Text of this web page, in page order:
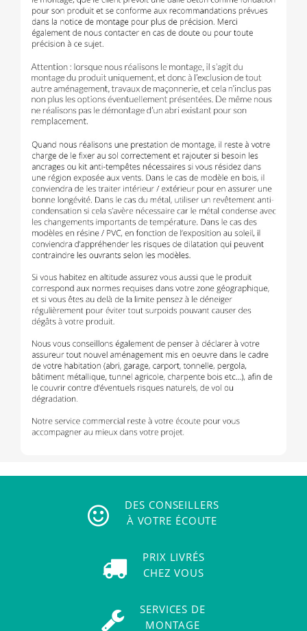
DES CONSEILLERS
À VOTRE ÉCOUTE
PRIX LIVRÉS
CHEZ VOUS
SERVICES DE
MONTAGE